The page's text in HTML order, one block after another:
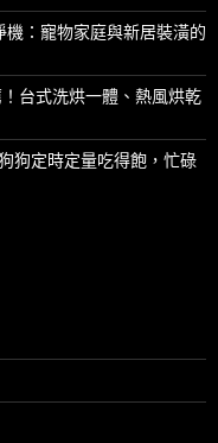
：寵物家庭與新居裝潢的
台式洗烘一體、熱風烘乾
狗定時定量吃得飽，忙碌